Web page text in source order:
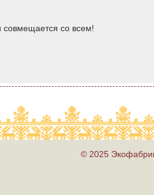
совмещается со всем!
© 2025